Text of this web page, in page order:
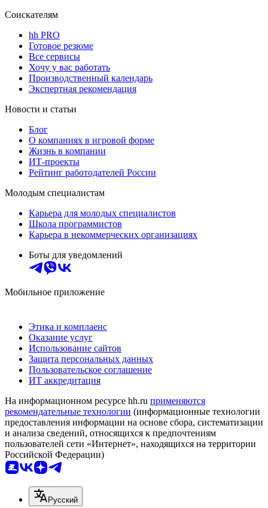
Соискателям
hh PRO
Готовое резюме
Все сервисы
Хочу у вас работать
Производственный календарь
Экспертная рекомендация
Новости и статьи
Блог
О компаниях в игровой форме
Жизнь в компании
ИТ-проекты
Рейтинг работодателей России
Молодым специалистам
Карьера для молодых специалистов
Школа программистов
Карьера в некоммерческих организациях
Боты для уведомлений
Мобильное приложение
Этика и комплаенс
Оказание услуг
Использование сайтов
Защита персональных данных
Пользовательское соглашение
ИТ аккредитация
На информационном ресурсе hh.ru применяются
рекомендательные технологии (информационные технологии
предоставления информации на основе сбора, систематизации
и анализа сведений, относящихся к предпочтениям
пользователей сети «Интернет», находящихся на территории
Российской Федерации)
Русский